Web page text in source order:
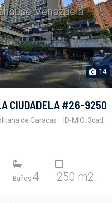
14
CIUDADELA #26-9250
de Caracas ID-MIO: 3cad
Baños 4 250 m2